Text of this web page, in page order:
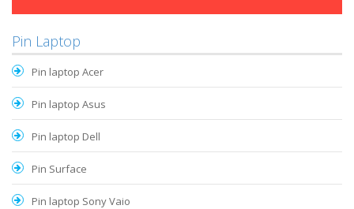
Pin Laptop
Pin laptop Acer
Pin laptop Asus
Pin laptop Dell
Pin Surface
Pin laptop Sony Vaio